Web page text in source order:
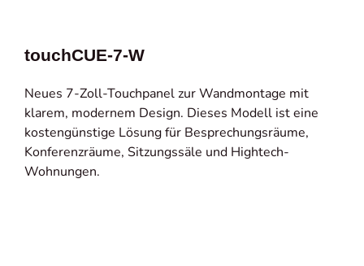
touchCUE-7-W
Neues 7-Zoll-Touchpanel zur Wandmontage mit
klarem, modernem Design. Dieses Modell ist eine
kostengünstige Lösung für Besprechungsräume,
Konferenzräume, Sitzungssäle und Hightech-
Wohnungen.